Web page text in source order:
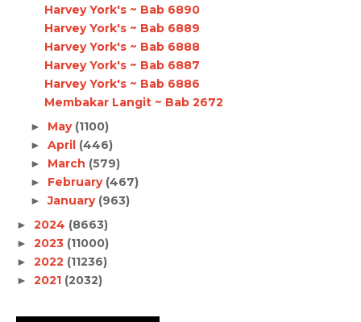
Harvey York's ~ Bab 6890
Harvey York's ~ Bab 6889
Harvey York's ~ Bab 6888
Harvey York's ~ Bab 6887
Harvey York's ~ Bab 6886
Membakar Langit ~ Bab 2672
► May (1100)
► April (446)
► March (579)
► February (467)
►January (963)
► 2024 (8663)
► 2023 (11000)
► 2022 (11236)
► 2021 (2032)